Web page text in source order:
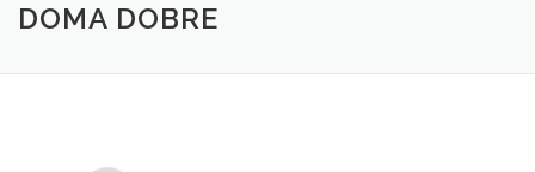
DOMA DOBRE